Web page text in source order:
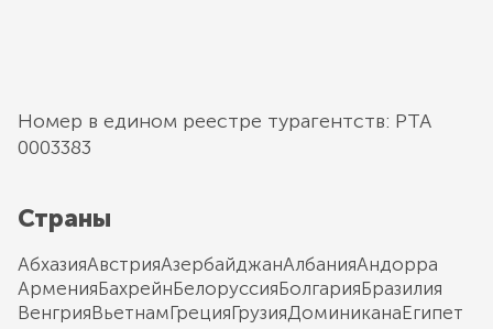
Номер в едином реестре турагентств: РТА
0003383
Страны
АбхазияАвстрияАзербайджанАлбанияАндорра
АрменияБахрейнБелоруссияБолгарияБразилия
ВенгрияВьетнамГрецияГрузияДоминиканаЕгипет